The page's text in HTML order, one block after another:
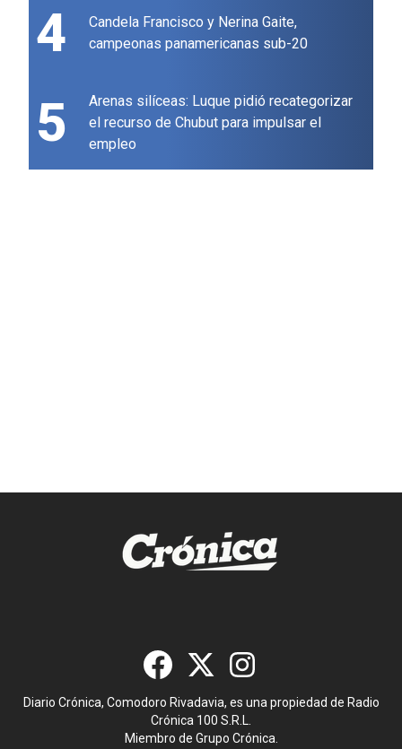
4
Candela Francisco y Nerina Gaite,
campeonas panamericanas sub-20
5
Arenas silíceas: Luque pidió recategorizar
el recurso de Chubut para impulsar el
empleo
Diario Crónica, Comodoro Rivadavia, es una propiedad de Radio
Crónica 100 S.R.L.
Miembro de Grupo Crónica.